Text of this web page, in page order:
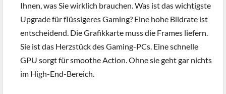
Ihnen, was Sie wirklich brauchen. Was ist das wichtigste
Upgrade für flüssigeres Gaming? Eine hohe Bildrate ist
entscheidend. Die Grafikkarte muss die Frames liefern.
Sie ist das Herzstück des Gaming-PCs. Eine schnelle
GPU sorgt für smoothe Action. Ohne sie geht gar nichts
im High-End-Bereich.